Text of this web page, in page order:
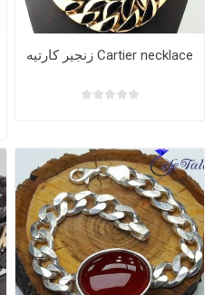
Cartier necklace زنجیر کارتیه